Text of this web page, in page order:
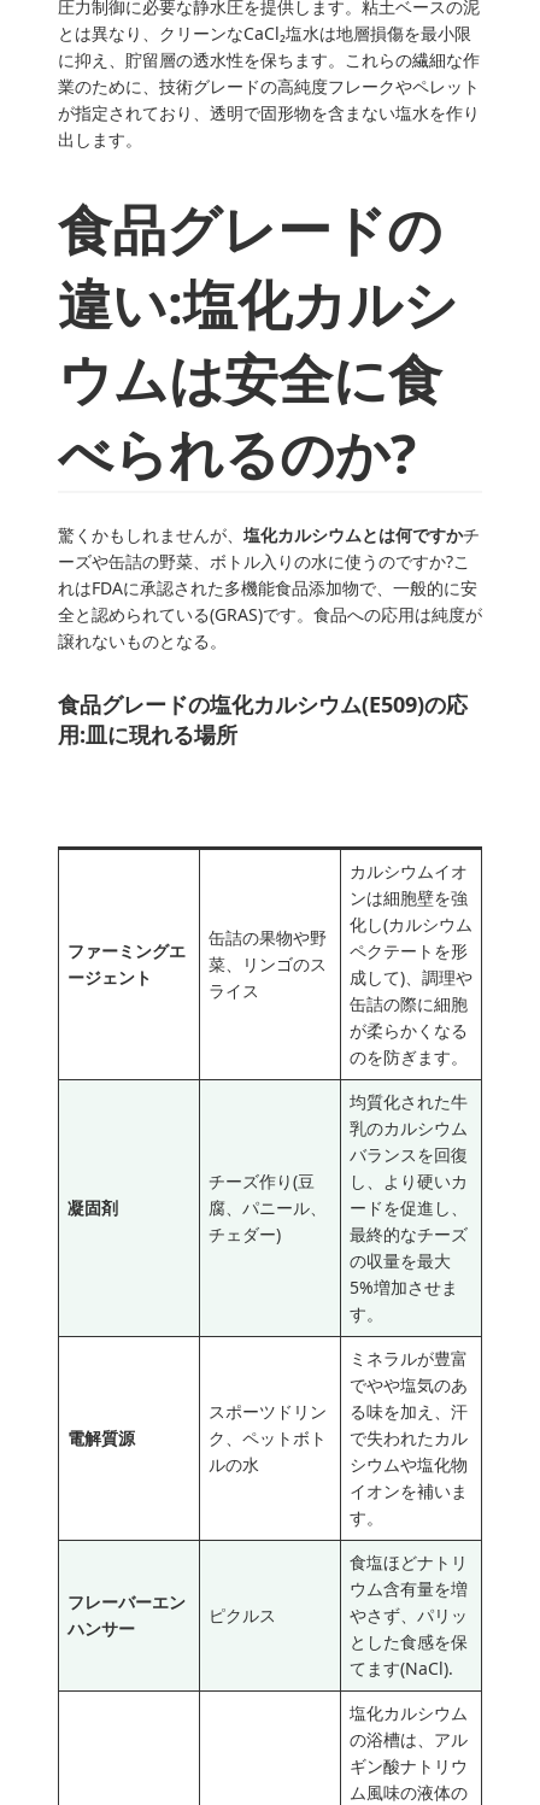
圧力制御に必要な静水圧を提供します。粘土ベースの泥
とは異なり、クリーンなCaCl₂塩水は地層損傷を最小限
に抑え、貯留層の透水性を保ちます。これらの繊細な作
業のために、技術グレードの高純度フレークやペレット
が指定されており、透明で固形物を含まない塩水を作り
出します。
食品グレードの
違い:塩化カルシ
ウムは安全に食
べられるのか?
驚くかもしれませんが、 塩化カルシウムとは何ですかチ
ーズや缶詰の野菜、ボトル入りの水に使うのですか?こ
れはFDAに承認された多機能食品添加物で、一般的に安
全と認められている(GRAS)です。食品への応用は純度が
譲れないものとなる。
食品グレードの塩化カルシウム(E509)の応
用:皿に現れる場所
ファーミングエ
ージェント
缶詰の果物や野
菜、リンゴのス
ライス
カルシウムイオ
ンは細胞壁を強
化し(カルシウム
ペクテートを形
成して)、調理や
缶詰の際に細胞
が柔らかくなる
のを防ぎます。
凝固剤
チーズ作り(豆
腐、パニール、
チェダー)
均質化された牛
乳のカルシウム
バランスを回復
し、より硬いカ
ードを促進し、
最終的なチーズ
の収量を最大
5%増加させま
す。
電解質源
スポーツドリン
ク、ペットボト
ルの水
ミネラルが豊富
でやや塩気のあ
る味を加え、汗
で失われたカル
シウムや塩化物
イオンを補いま
す。
フレーバーエン
ハンサー
ピクルス
食塩ほどナトリ
ウム含有量を増
やさず、パリッ
とした食感を保
てます(NaCl).
塩化カルシウム
の浴槽は、アル
ギン酸ナトリウ
ム風味の液体の